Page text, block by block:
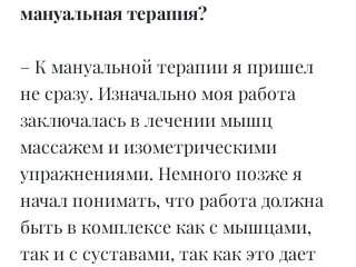
мануальная терапия?
– К мануальной терапии я пришел
не сразу. Изначально моя работа
заключалась в лечении мышц
массажем и изометрическими
упражнениями. Немного позже я
начал понимать, что работа должна
быть в комплексе как с мышцами,
так и с суставами, так как это дает